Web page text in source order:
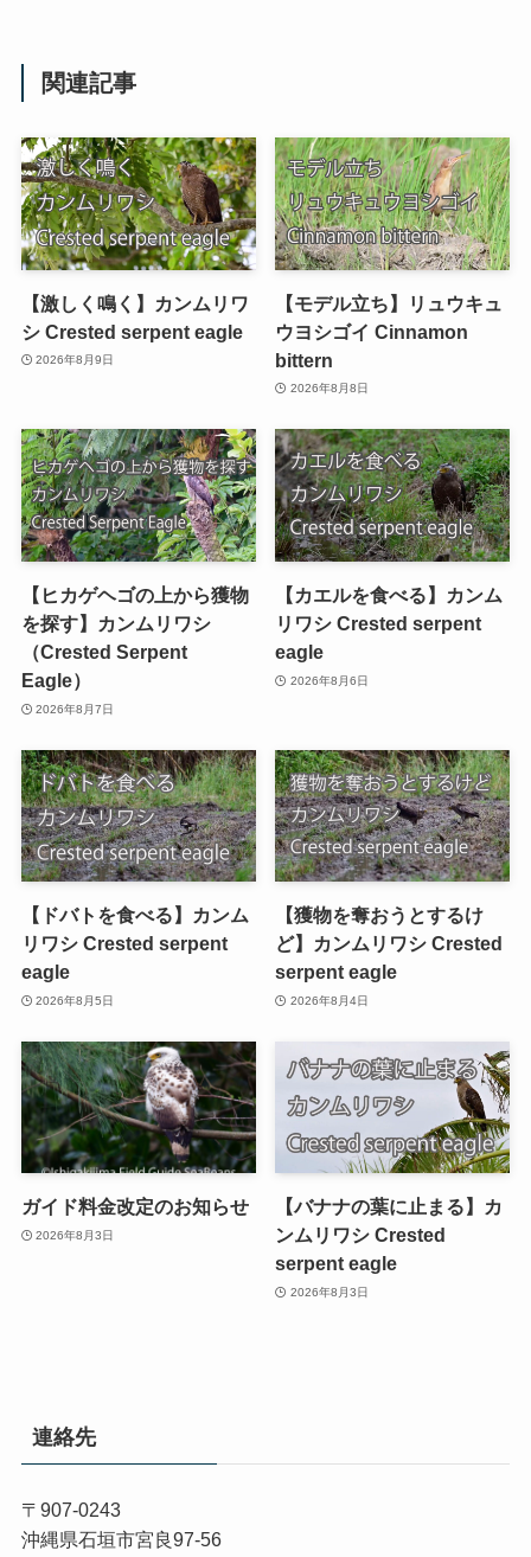
関連記事
【激しく鳴く】カンムリワ
シ Crested serpent eagle
2026年8月9日
【モデル立ち】リュウキュ
ウヨシゴイ Cinnamon
bittern
2026年8月8日
【ヒカゲヘゴの上から獲物
を探す】カンムリワシ
（Crested Serpent
Eagle）
2026年8月7日
【カエルを食べる】カンム
リワシ Crested serpent
eagle
2026年8月6日
【ドバトを食べる】カンム
リワシ Crested serpent
eagle
2026年8月5日
【獲物を奪おうとするけ
ど】カンムリワシ Crested
serpent eagle
2026年8月4日
ガイド料金改定のお知らせ
2026年8月3日
【バナナの葉に止まる】カ
ンムリワシ Crested
serpent eagle
2026年8月3日
連絡先
〒907-0243
沖縄県石垣市宮良97-56